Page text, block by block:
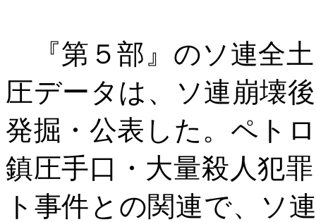
『第５部』のソ連全
圧データは、ソ連崩壊
発掘・公表した。ペト
鎮圧手口・大量殺人犯
ト事件との関連で、ソ